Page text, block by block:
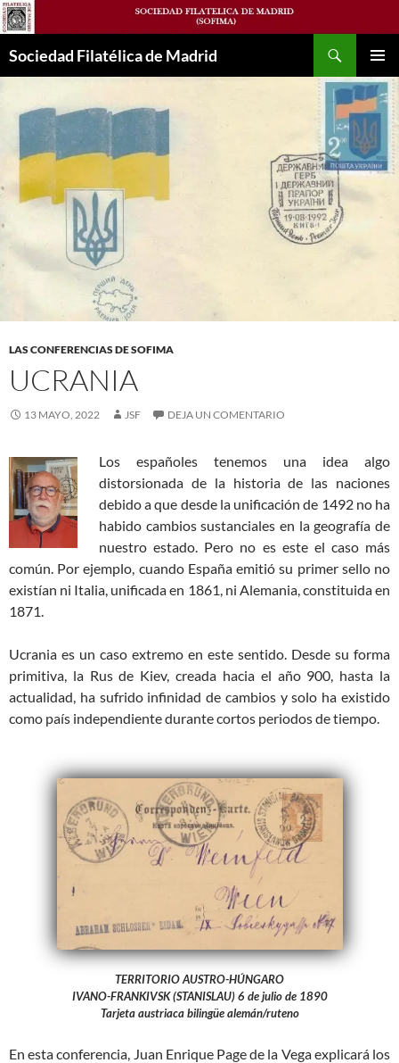
Saltar
al
contenido
Sociedad Filatélica de Madrid
MENÚ
LAS CONFERENCIAS DE SOFIMA
UCRANIA
13 MAYO, 2022 JSF DEJA UN COMENTARIO
Los españoles tenemos una idea algo
distorsionada de la historia de las naciones
debido a que desde la unificación de 1492 no ha
habido cambios sustanciales en la geografía de
nuestro estado. Pero no es este el caso más
común. Por ejemplo, cuando España emitió su primer sello no
existían ni Italia, unificada en 1861, ni Alemania, constituida en
1871.
Ucrania es un caso extremo en este sentido. Desde su forma
primitiva, la Rus de Kiev, creada hacia el año 900, hasta la
actualidad, ha sufrido infinidad de cambios y solo ha existido
como país independiente durante cortos periodos de tiempo.
TERRITORIO AUSTRO-HÚNGARO
IVANO-FRANKIVSK (STANISLAU) 6 de julio de 1890
Tarjeta austriaca bilingüe alemán/ruteno
En esta conferencia, Juan Enrique Page de la Vega explicará los